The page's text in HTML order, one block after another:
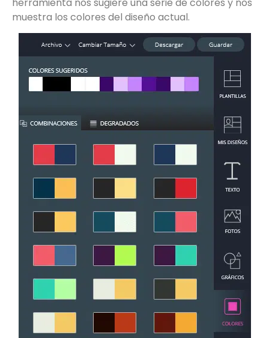
muestra los colores del diseño actual.